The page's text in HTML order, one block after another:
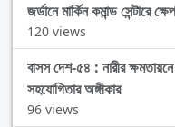
জর্ডানে মার্কিন কমান্ড সেন্টারে
120 views
বাসস দেশ-৫৪ : নারীর
সহযোগিতার অঙ্গীকার
96 views